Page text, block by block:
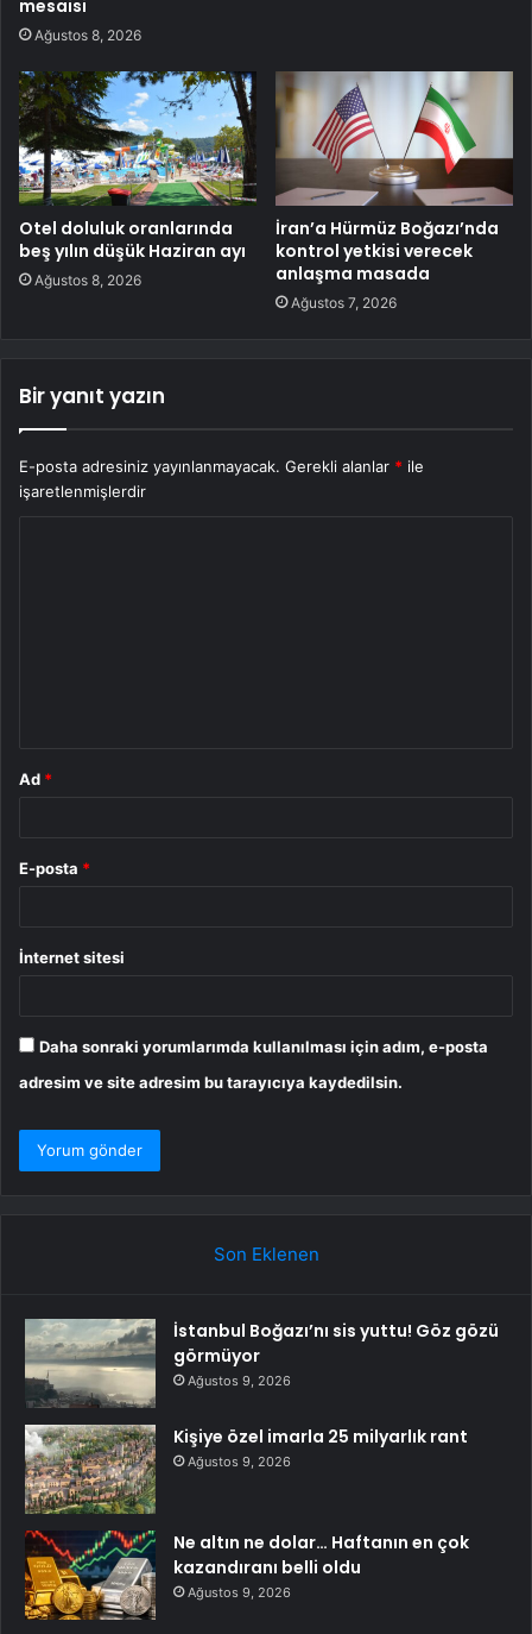
mesaisi
Ağustos 8, 2026
Otel doluluk oranlarında
beş yılın düşük Haziran ayı
Ağustos 8, 2026
İran’a Hürmüz Boğazı’nda
kontrol yetkisi verecek
anlaşma masada
Ağustos 7, 2026
Bir yanıt yazın
E-posta adresiniz yayınlanmayacak. Gerekli alanlar * ile
işaretlenmişlerdir
Ad *
E-posta *
İnternet sitesi
Daha sonraki yorumlarımda kullanılması için adım, e-posta
adresim ve site adresim bu tarayıcıya kaydedilsin.
Son Eklenen
İstanbul Boğazı’nı sis yuttu! Göz gözü
görmüyor
Ağustos 9, 2026
Kişiye özel imarla 25 milyarlık rant
Ağustos 9, 2026
Ne altın ne dolar… Haftanın en çok
kazandıranı belli oldu
Ağustos 9, 2026